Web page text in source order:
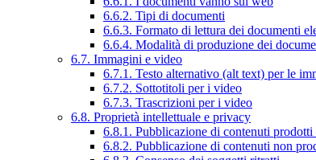
6.6.2. Tipi di documenti
6.6.3. Formato di lettura dei documenti
6.6.4. Modalità di produzione dei
6.7. Immagini e video
6.7.1. Testo alternativo (alt text) per le
6.7.2. Sottotitoli per i video
6.7.3. Trascrizioni per i video
6.8. Proprietà intellettuale e privacy
6.8.1. Pubblicazione di contenuti
6.8.2. Pubblicazione di contenuti non